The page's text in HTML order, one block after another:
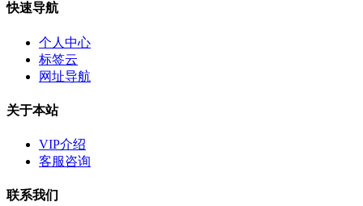
快速导航
个人中心
标签云
网址导航
关于本站
VIP介绍
客服咨询
联系我们